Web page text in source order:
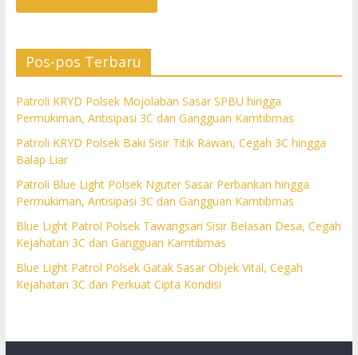
Pos-pos Terbaru
Patroli KRYD Polsek Mojolaban Sasar SPBU hingga
Permukiman, Antisipasi 3C dan Gangguan Kamtibmas
Patroli KRYD Polsek Baki Sisir Titik Rawan, Cegah 3C hingga
Balap Liar
Patroli Blue Light Polsek Nguter Sasar Perbankan hingga
Permukiman, Antisipasi 3C dan Gangguan Kamtibmas
Blue Light Patrol Polsek Tawangsari Sisir Belasan Desa, Cegah
Kejahatan 3C dan Gangguan Kamtibmas
Blue Light Patrol Polsek Gatak Sasar Objek Vital, Cegah
Kejahatan 3C dan Perkuat Cipta Kondisi